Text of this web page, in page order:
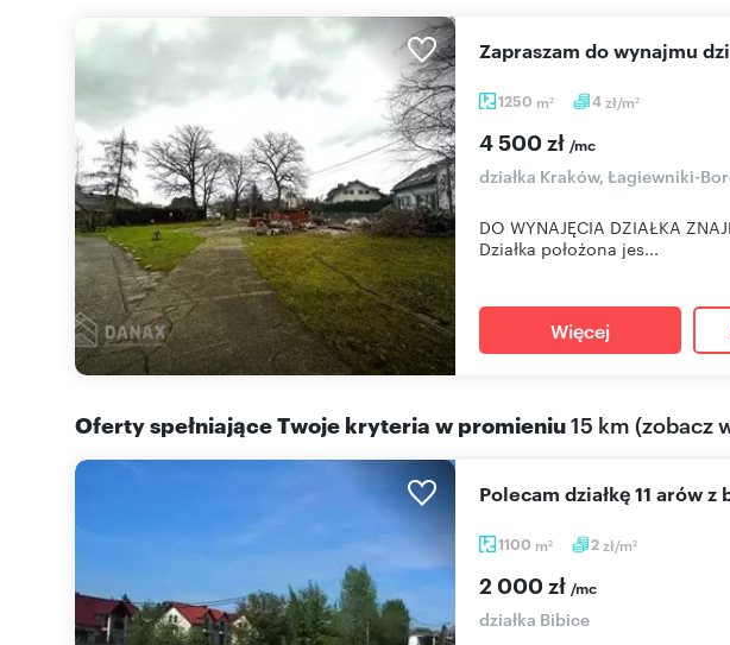
1250 m2 4zł/m2
Zapraszam do wynajmu
4 500 zł /mc
działka Kraków, Łagiewniki-
DO WYNAJĘCIA DZIAŁKA
Działka położona jes...
Więcej
Oferty spełniające Twoje kryteria w promieniu15 km (zobacz
1100 m2 2zł/m2
Polecam działkę 11 arów
2 000 zł /mc
działka Bibice